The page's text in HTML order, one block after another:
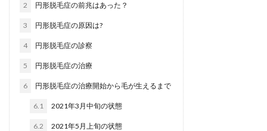
2 円形脱毛症の前兆はあった？
3 円形脱毛症の原因は?
4 円形脱毛症の診察
5 円形脱毛症の治療
6 円形脱毛症の治療開始から毛が生えるまで
6.1 2021年3月中旬の状態
6.2 2021年5月上旬の状態